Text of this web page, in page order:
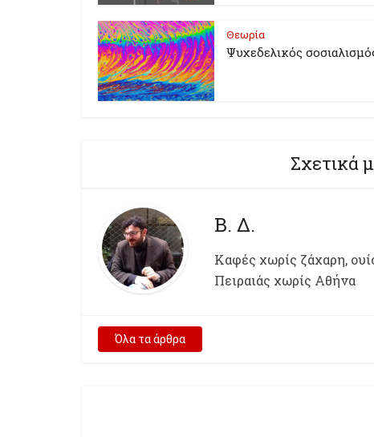
Θεωρία
Ψυχεδελικός
Σχετικά
Β. Δ.
Kαφές χωρίς ζάχαρη,
Πειραιάς χωρίς Αθήνα
Όλα τα άρθρα